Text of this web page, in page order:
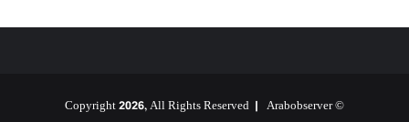
© Copyright 2026, All Rights Reserved |
Arabobserver